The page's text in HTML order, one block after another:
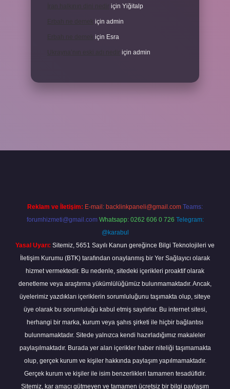
için Yiğitalp
için admin
için Esra
için admin
Reklam ve İletişim: E-mail: backlinkpaneli@gmail.com Teams:
forumhizmeti@gmail.com Whatsapp: 0262 606 0 726 Telegram:
@karabul
Yasal Uyarı: Sitemiz, 5651 Sayılı Kanun gereğince Bilgi Teknolojileri ve
İletişim Kurumu (BTK) tarafından onaylanmış bir Yer Sağlayıcı olarak
hizmet vermektedir. Bu nedenle, sitedeki içerikleri proaktif olarak
denetleme veya araştırma yükümlülüğümüz bulunmamaktadır. Ancak,
üyelerimiz yazdıkları içeriklerin sorumluluğunu taşımakta olup, siteye
üye olarak bu sorumluluğu kabul etmiş sayılırlar. Bu internet sitesi,
herhangi bir marka, kurum veya şahıs şirketi ile hiçbir bağlantısı
bulunmamaktadır. Sitede yalnızca kendi hazırladığımız makaleler
paylaşılmaktadır. Burada yer alan içerikler haber niteliği taşımamakta
olup, gerçek kurum ve kişiler hakkında paylaşım yapılmamaktadır.
Gerçek kurum ve kişiler ile isim benzerlikleri tamamen tesadüfidir.
Sitemiz, kar amacı gütmeyen ve tamamen ücretsiz bir bilgi paylaşım